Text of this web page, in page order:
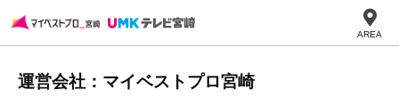
AREA
運営会社：マイベストプロ宮崎